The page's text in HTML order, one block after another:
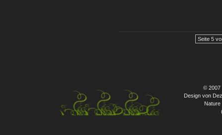
Seite 5
© 2007
Design von
Nature